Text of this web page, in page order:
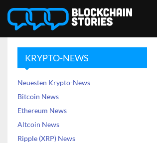
KRYPTO-NEWS
Neuesten Krypto-News
Bitcoin News
Ethereum News
Altcoin News
Ripple (XRP) News